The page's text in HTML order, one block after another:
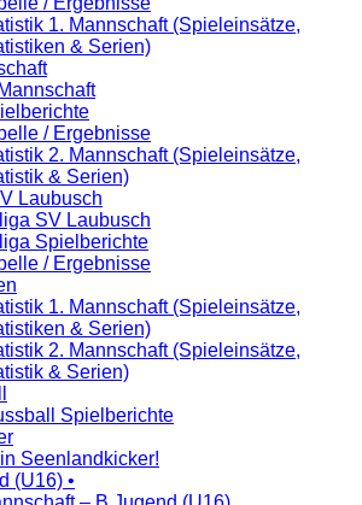
1. Mannschaft (Spieleinsätze,
& Serien)
/ Ergebnisse
2. Mannschaft (Spieleinsätze,
& Serien)
Laubusch
SV Laubusch
Spielberichte
/ Ergebnisse
1. Mannschaft (Spieleinsätze,
& Serien)
2. Mannschaft (Spieleinsätze,
& Serien)
Spielberichte
Seenlandkicker!
(U16) •